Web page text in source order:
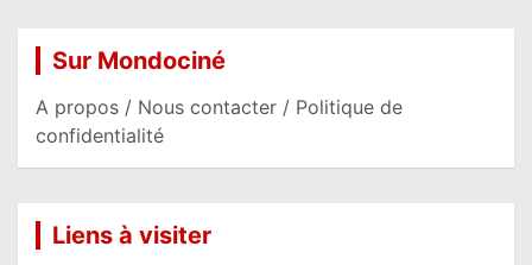
Sur Mondociné
A propos / Nous contacter / Politique de
confidentialité
Liens à visiter